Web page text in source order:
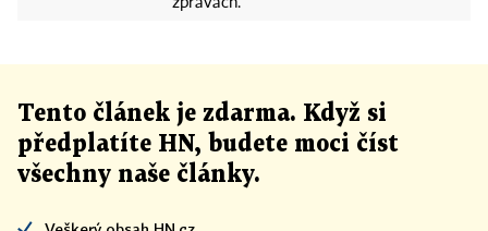
zprávách.
Tento článek je zdarma. Když si
předplatíte HN, budete moci číst
všechny naše články.